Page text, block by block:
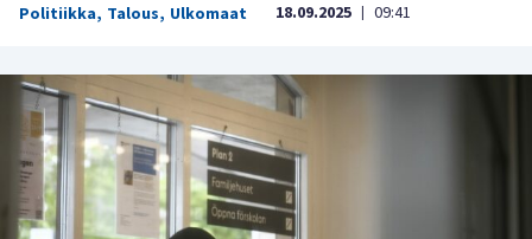
Politiikka, Talous, Ulkomaat 18.09.2025 | 09:41